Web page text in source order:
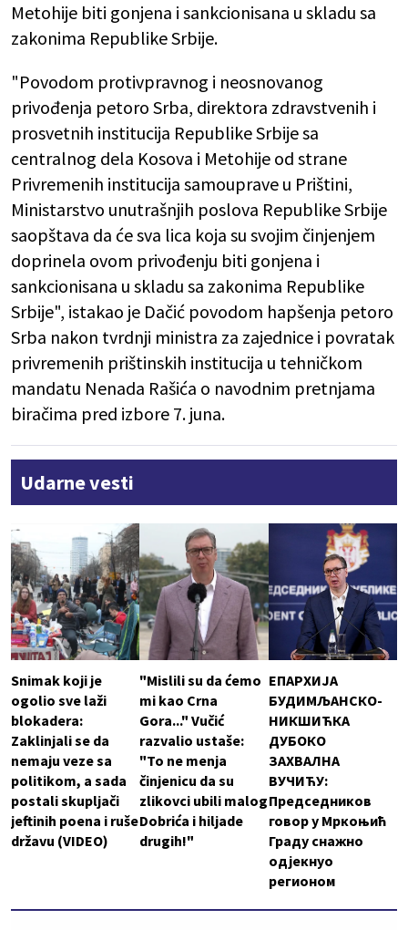
Metohije biti gonjena i sankcionisana u skladu sa
zakonima Republike Srbije.
"Povodom protivpravnog i neosnovanog
privođenja petoro Srba, direktora zdravstvenih i
prosvetnih institucija Republike Srbije sa
centralnog dela Kosova i Metohije od strane
Privremenih institucija samouprave u Prištini,
Ministarstvo unutrašnjih poslova Republike Srbije
saopštava da će sva lica koja su svojim činjenjem
doprinela ovom privođenju biti gonjena i
sankcionisana u skladu sa zakonima Republike
Srbije", istakao je Dačić povodom hapšenja petoro
Srba nakon tvrdnji ministra za zajednice i povratak
privremenih prištinskih institucija u tehničkom
mandatu Nenada Rašića o navodnim pretnjama
biračima pred izbore 7. juna.
Udarne vesti
Snimak koji je
ogolio sve laži
blokadera:
Zaklinjali se da
nemaju veze sa
politikom, a sada
postali skupljači
jeftinih poena i ruše
državu (VIDEO)
"Mislili su da ćemo
mi kao Crna
Gora..." Vučić
razvalio ustaše:
"To ne menja
činjenicu da su
zlikovci ubili malog
Dobrića i hiljade
drugih!"
ЕПАРХИЈА
БУДИМЉАНСКО-
НИКШИЋКА
ДУБОКО
ЗАХВАЛНА
ВУЧИЋУ:
Председников
говор у Мркоњић
Граду снажно
одјекнуо
регионом